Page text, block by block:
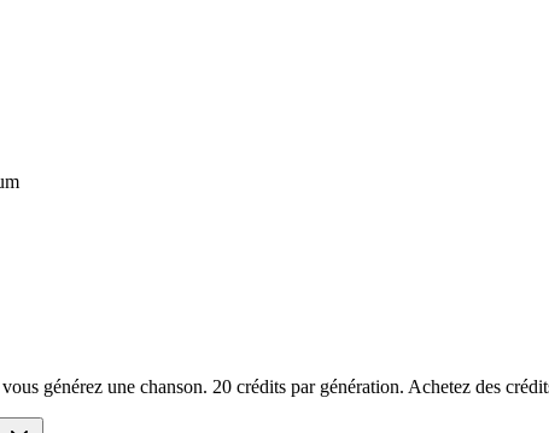
générez une chanson. 20 crédits par génération. Achetez des